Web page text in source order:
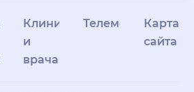
Клиникам
и
врачам
Телемедицина
Карта
сайта